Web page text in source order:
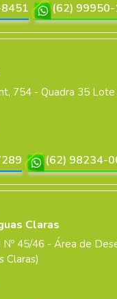
(62)
754 - Quadra 35 Lote
(62) 98234-
Claras
Nº 45/46 - Área de
Claras)